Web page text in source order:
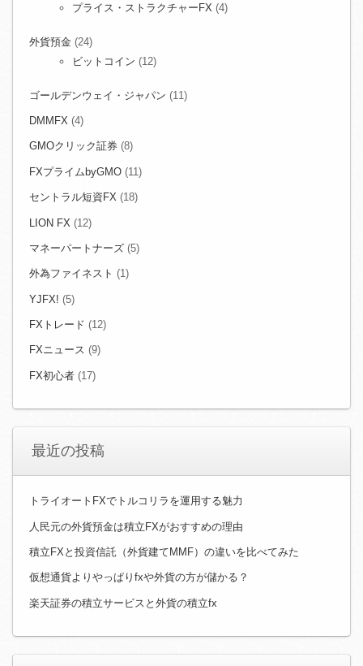
プライス・ストラクチャーFX (4)
外貨預金 (24)
ビットコイン (12)
ゴールデンウェイ・ジャパン (11)
DMMFX (4)
GMOクリック証券 (8)
FXプライムbyGMO (11)
セントラル短資FX (18)
LION FX (12)
マネーパートナーズ (5)
外為ファイネスト (1)
YJFX! (5)
FXトレード (12)
FXニュース (9)
FX初心者 (17)
最近の投稿
トライオートFXでトルコリラを運用する魅力
人民元の外貨預金は積立FXがおすすめの理由
積立FXと投資信託（外貨建てMMF）の違いを比べてみた
仮想通貨よりやっぱりfxや外貨の方が儲かる？
楽天証券の積立サービスと外貨の積立fx